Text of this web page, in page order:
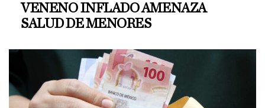
VENENO INFLADO AMENAZA
SALUD DE MENORES